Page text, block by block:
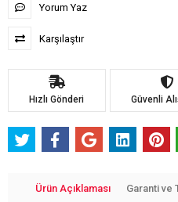
Yorum Yaz
Karşılaştır
Hızlı Gönderi Güvenli
Ürün Açıklaması Garanti ve